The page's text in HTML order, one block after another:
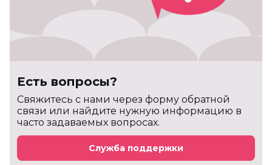
Есть вопросы?
Cвяжитесь с нами через форму обратной
связи или найдите нужную информацию в
часто задаваемых вопросах.
Служба поддержки